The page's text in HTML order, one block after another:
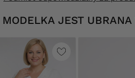
MODELKA JEST UBRANA